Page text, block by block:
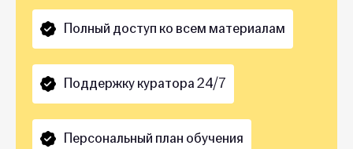
Полный доступ ко всем материалам
Поддержку куратора 24/7
Персональный план обучения